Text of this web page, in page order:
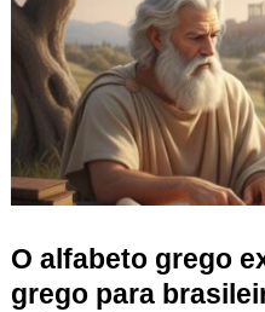
O alfabeto grego
grego para